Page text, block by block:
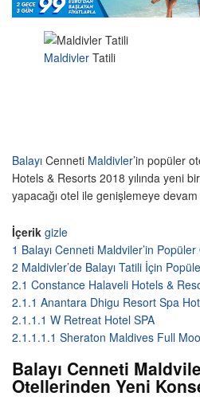
Maldivler Tatili
Balayı Cenneti Maldivler’in popüler
Hotels & Resorts 2018 yılında yeni
yapacağı otel ile genişlemeye
İçerik gizle
1 Balayı Cenneti Maldviler’in
2 Maldivler’de Balayı Tatili İçin
2.1 Constance Halaveli Hotels &
2.1.1 Anantara Dhigu Resort Spa
2.1.1.1 W Retreat Hotel SPA
2.1.1.1.1 Sheraton Maldives Full
Balayı Cenneti
Otellerinden Yeni